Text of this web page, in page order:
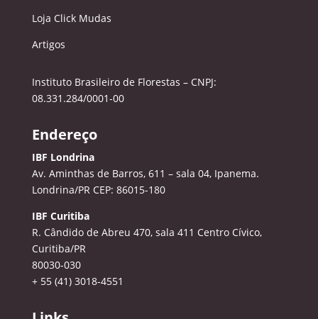
Loja Click Mudas
Artigos
Instituto Brasileiro de Florestas – CNPJ:
08.331.284/0001-00
Endereço
IBF Londrina
Av. Aminthas de Barros, 611 – sala 04, Ipanema.
Londrina/PR CEP: 86015-180
IBF Curitiba
R. Cândido de Abreu 470, sala 411 Centro Cívico,
Curitiba/PR
80030-030
+ 55 (41) 3018-4551